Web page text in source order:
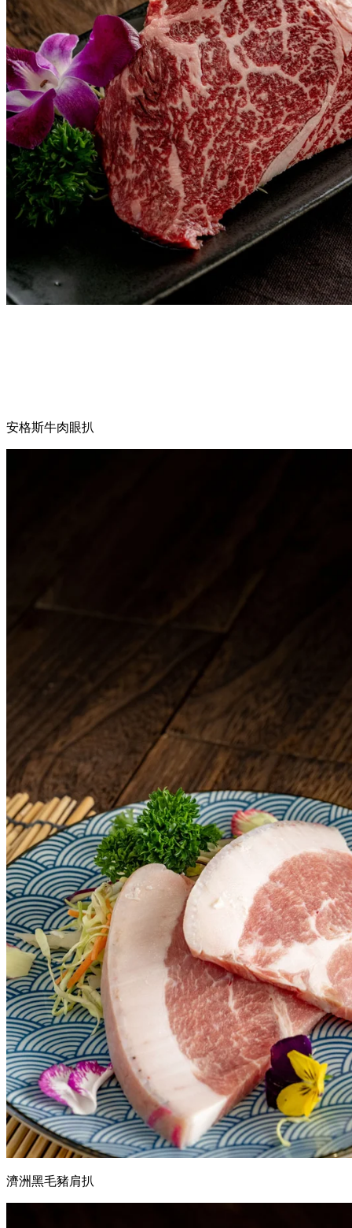
安格斯牛肉眼扒
濟洲黑毛豬肩扒